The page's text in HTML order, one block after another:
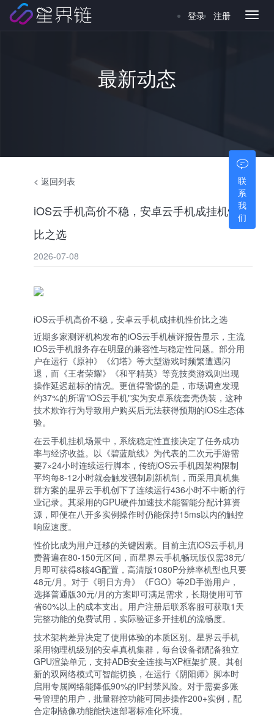
登录 注册
最新动态
< 返回列表
iOS云手机高价不稳，安卓云手机成挂机性价
比之选
2026-07-08
iOS云手机高价不稳，安卓云手机成挂机性价比之选
近期多家测评机构发布的iOS云手机横评报告显示，主流
iOS云手机服务存在明显的兼容性与稳定性问题。部分用
户在运行《原神》《幻塔》等大型游戏时频繁遭遇闪
退，而《王者荣耀》《和平精英》等竞技类游戏则出现
操作延迟超标的情况。更值得警惕的是，市场调查发现
约37%的所谓"iOS云手机"实为安卓系统套壳伪装，这种
技术欺诈行为导致用户购买后无法获得预期的iOS生态体
验。
在云手机挂机场景中，系统稳定性直接决定了任务成功
率与经济收益。以《碧蓝航线》为代表的二次元手游需
要7×24小时连续运行脚本，传统iOS云手机因架构限制
平均每8-12小时就会触发强制刷新机制，而采用真机集
群方案的星界云手机创下了连续运行436小时不中断的行
业记录。其采用的GPU硬件加速技术能智能分配计算资
源，即便在八开多实例操作时仍能保持15ms以内的触控
响应速度。
性价比成为用户迁移的关键因素。目前主流iOS云手机月
费普遍在80-150元区间，而星界云手机畅玩版仅需38元/
月即可获得8核4G配置，高清版1080P分辨率机型也只要
48元/月。对于《明日方舟》《FGO》等2D手游用户，
选择普通版30元/月的方案即可满足需求，长期使用可节
省60%以上的成本支出。用户注册后联系客服可获取1天
完整功能的免费试用，实际验证多开挂机的流畅度。
技术架构差异决定了使用体验的本质区别。星界云手机
采用物理机级别的安卓真机集群，每台设备都配备独立
GPU渲染单元，支持ADB安全连接与XP框架扩展。其创
新的双网络模式可智能切换，在运行《阴阳师》脚本时
启用专属网络能降低90%的IP封禁风险。对于需要多账
号管理的用户，批量群控功能可同步操作200+实例，配
合定制镜像功能能快速部署标准化环境。
联
系
我
们